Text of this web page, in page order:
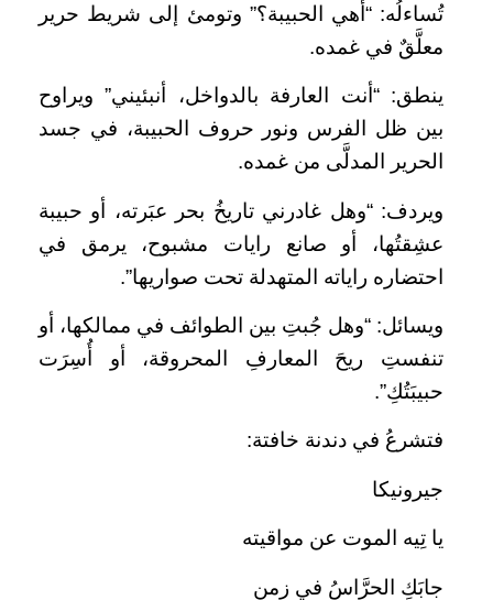
تُساءلُه: “أهي الحبيبة؟” وتومئ إلى شريط حرير
معلَّقٌ في غمده.
ينطق: “أنت العارفة بالدواخل، أنبئيني” ويراوح
بين ظل الفرس ونور حروف الحبيبة، في جسد
الحرير المدلَّى من غمده.
ويردف: “وهل غادرني تاريخُ بحر عبَرته، أو حبيبة
عشِقتُها، أو صانع رايات مشبوح، يرمق في
احتضاره راياته المتهدلة تحت صواريها”.
ويسائل: “وهل جُبتِ بين الطوائف في ممالكها، أو
تنفستِ ريحَ المعارفِ المحروقة، أو أُسِرَت
حبيبَتُكِ”.
فتشرعُ في دندنة خافتة:
جيرونيكا
يا تِيه الموت عن مواقيته
جابَكِ الحرَّاسُ في زمنٍ